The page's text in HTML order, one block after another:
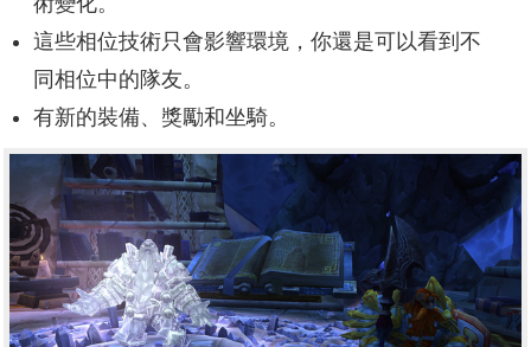
這些相位技術只會影響環境，你還是可以看到不
同相位中的隊友。
有新的裝備、獎勵和坐騎。